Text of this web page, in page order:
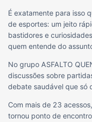
É exatamente para isso
de esportes: um jeito
bastidores e
quem entende do
No grupo ASFALTO
discussões sobre
debate saudável que só
Com mais de 23
tornou ponto de